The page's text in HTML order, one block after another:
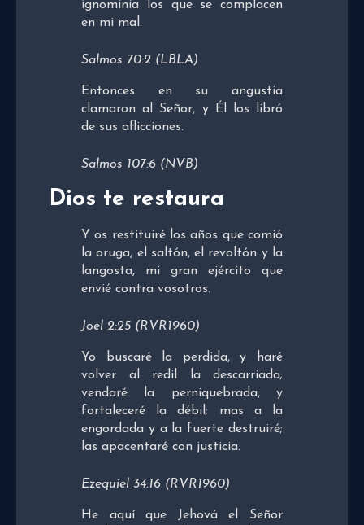
ignominia los que se complacen
en mi mal.
Salmos 70:2 (LBLA)
Entonces en su angustia
clamaron al Señor, y Él los libró
de sus aflicciones.
Salmos 107:6 (NVB)
Dios te restaura
Y os restituiré los años que comió
la oruga, el saltón, el revoltón y la
langosta, mi gran ejército que
envié contra vosotros.
Joel 2:25 (RVR1960)
Yo buscaré la perdida, y haré
volver al redil la descarriada;
vendaré la perniquebrada, y
fortaleceré la débil; mas a la
engordada y a la fuerte destruiré;
las apacentaré con justicia.
Ezequiel 34:16 (RVR1960)
He aquí que Jehová el Señor